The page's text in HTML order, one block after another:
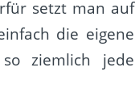
setzt man auf
die eigene
ziemlich jede